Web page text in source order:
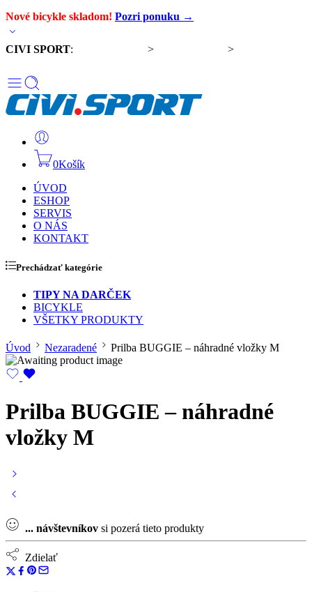
Nové bicykle skladom! Pozri ponuku →
CIVI SPORT: > >
0Košík
ÚVOD
ESHOP
SERVIS
O NÁS
KONTAKT
Prechádzať kategórie
TIPY NA DARČEK
BICYKLE
VŠETKY PRODUKTY
Úvod Nezaradené Prilba BUGGIE – náhradné vložky M
Prilba BUGGIE – náhradné
vložky M
... návštevníkov si pozerá tieto produkty
Zdielať